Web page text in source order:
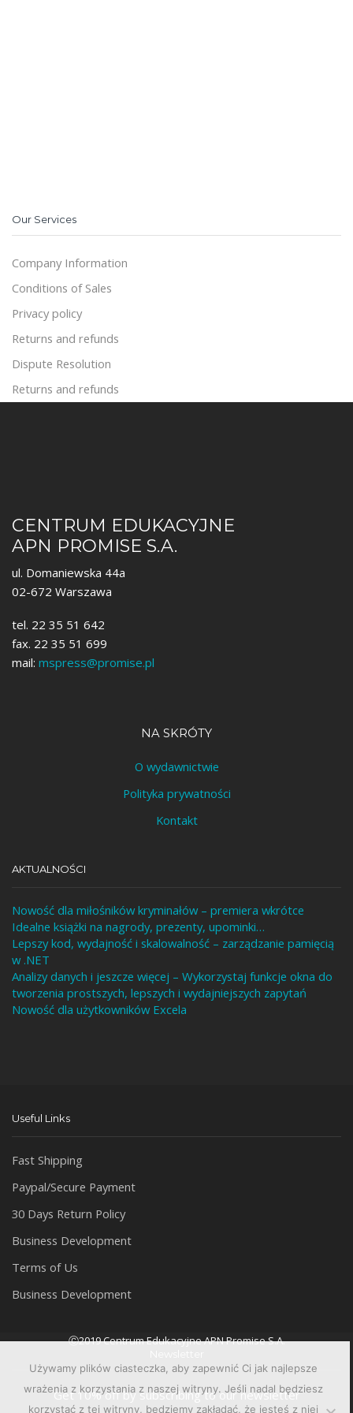
Our Services
Company Information
Conditions of Sales
Privacy policy
Returns and refunds
Dispute Resolution
Returns and refunds
CENTRUM EDUKACYJNE
APN PROMISE S.A.
ul. Domaniewska 44a
02-672 Warszawa
tel. 22 35 51 642
fax. 22 35 51 699
mail: mspress@promise.pl
NA SKRÓTY
O wydawnictwie
Polityka prywatności
Kontakt
AKTUALNOŚCI
Nowość dla miłośników kryminałów – premiera wkrótce
Idealne książki na nagrody, prezenty, upominki…
Lepszy kod, wydajność i skalowalność – zarządzanie pamięcią
w .NET
Analizy danych i jeszcze więcej – Wykorzystaj funkcje okna do
tworzenia prostszych, lepszych i wydajniejszych zapytań
Nowość dla użytkowników Excela
Useful Links
Fast Shipping
Paypal/Secure Payment
30 Days Return Policy
Business Development
Terms of Us
Business Development
Ⓒ2019 Centrum Edukacyjne APN Promise S.A.
Get 10% off by subscribing to our newsletter
Używamy plików ciasteczka, aby zapewnić Ci jak najlepsze
wrażenia z korzystania z naszej witryny. Jeśli nadal będziesz
korzystać z tej witryny, będziemy zakładać, że jesteś z niej